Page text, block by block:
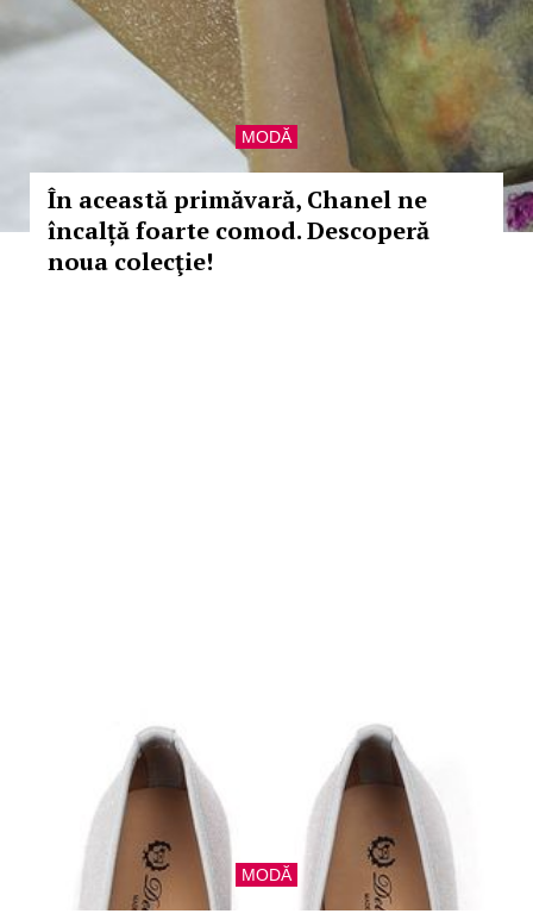
MODĂ
În această primăvară, Chanel ne
încalță foarte comod. Descoperă
noua colecţie!
MODĂ